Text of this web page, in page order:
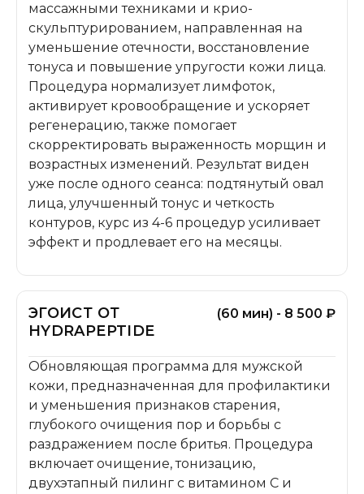
массажными техниками и крио-
скульптурированием, направленная на
уменьшение отечности, восстановление
тонуса и повышение упругости кожи лица.
Процедура нормализует лимфоток,
активирует кровообращение и ускоряет
регенерацию, также помогает
скорректировать выраженность морщин и
возрастных изменений. Результат виден
уже после одного сеанса: подтянутый овал
лица, улучшенный тонус и четкость
контуров, курс из 4-6 процедур усиливает
эффект и продлевает его на месяцы.
ЭГОИСТ ОТ
HYDRAPEPTIDE
(60 мин) - 8 500 ₽
Обновляющая программа для мужской
кожи, предназначенная для профилактики
и уменьшения признаков старения,
глубокого очищения пор и борьбы с
раздражением после бритья. Процедура
включает очищение, тонизацию,
двухэтапный пилинг с витамином С и